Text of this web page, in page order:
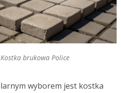
Kostka brukowa Police
wyborem jest kostka